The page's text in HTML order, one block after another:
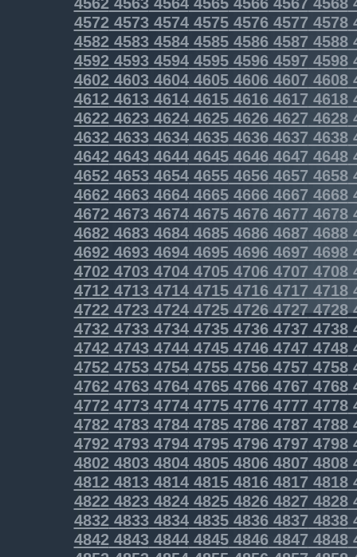
457245734574457545764577 4578
458245834584458545864587 4588
459245934594459545964597 4598
460246034604460546064607 4608
461246134614461546164617 4618
462246234624462546264627 4628
463246334634463546364637 4638
464246434644464546464647 4648
465246534654465546564657 4658
466246634664466546664667 4668
467246734674467546764677 4678
468246834684468546864687 4688
469246934694469546964697 4698
470247034704470547064707 4708
471247134714471547164717 4718
4722472347244725472647274728
4732473347344735473647374738
4742474347444745474647474748
4752475347544755475647574758
4762476347644765476647674768
4772477347744775477647774778
4782478347844785478647874788
4792479347944795479647974798
4802480348044805480648074808
4812481348144815481648174818
4822482348244825482648274828
4832483348344835483648374838
4842484348444845484648474848